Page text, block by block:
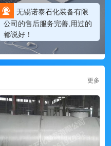
无锡诺泰石化装备有限
公司的售后服务完善,用过的
都说好！
更多